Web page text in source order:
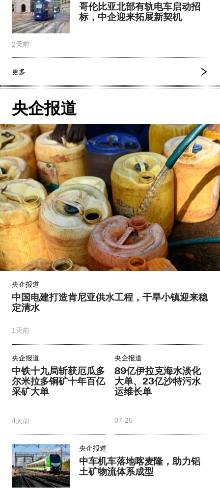
哥伦比亚北部有轨电车启动招
标，中企迎来拓展新契机
2天前
更多
央企报道
央企报道
中国电建打造肯尼亚供水工程，干旱小镇迎来稳
定清水
1天前
央企报道
中铁十九局斩获厄瓜多
尔米拉多铜矿十年百亿
采矿大单
4天前
央企报道
89亿伊拉克海水淡化
大单、23亿沙特污水
运维长单
07-25
央企报道
中车机车落地喀麦隆，助力铝
土矿物流体系成型